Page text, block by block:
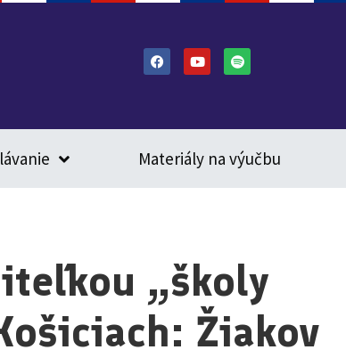
Materiály na výučbu
„školy
Žiakov